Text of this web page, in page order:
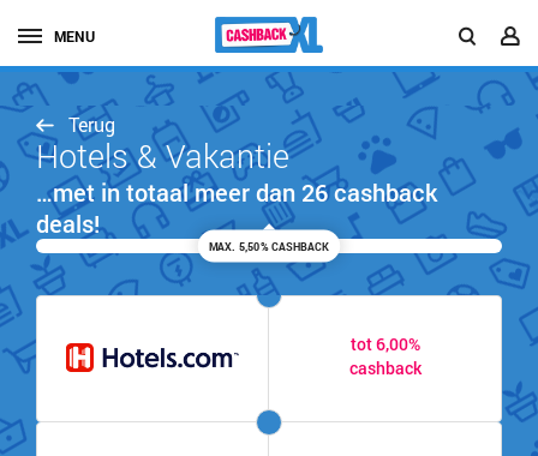
MENU
Terug
Hotels & Vakantie
…met in totaal meer dan 26 cashback
deals!
MAX. 5,50% CASHBACK
tot 6,00%
cashback